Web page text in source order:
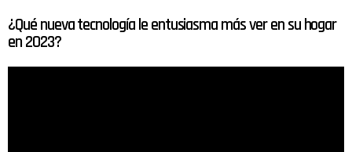
¿Qué nueva tecnología le entusiasma más ver en su hogar
en 2023?